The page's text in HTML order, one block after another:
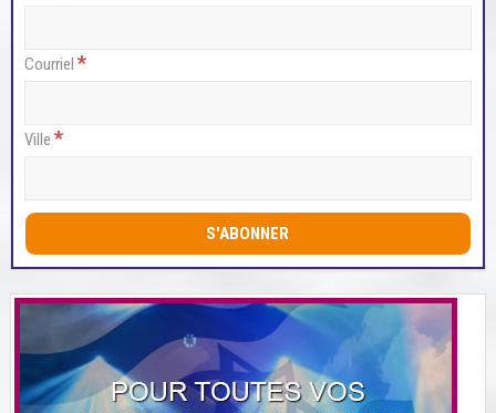
Courriel *
Ville *